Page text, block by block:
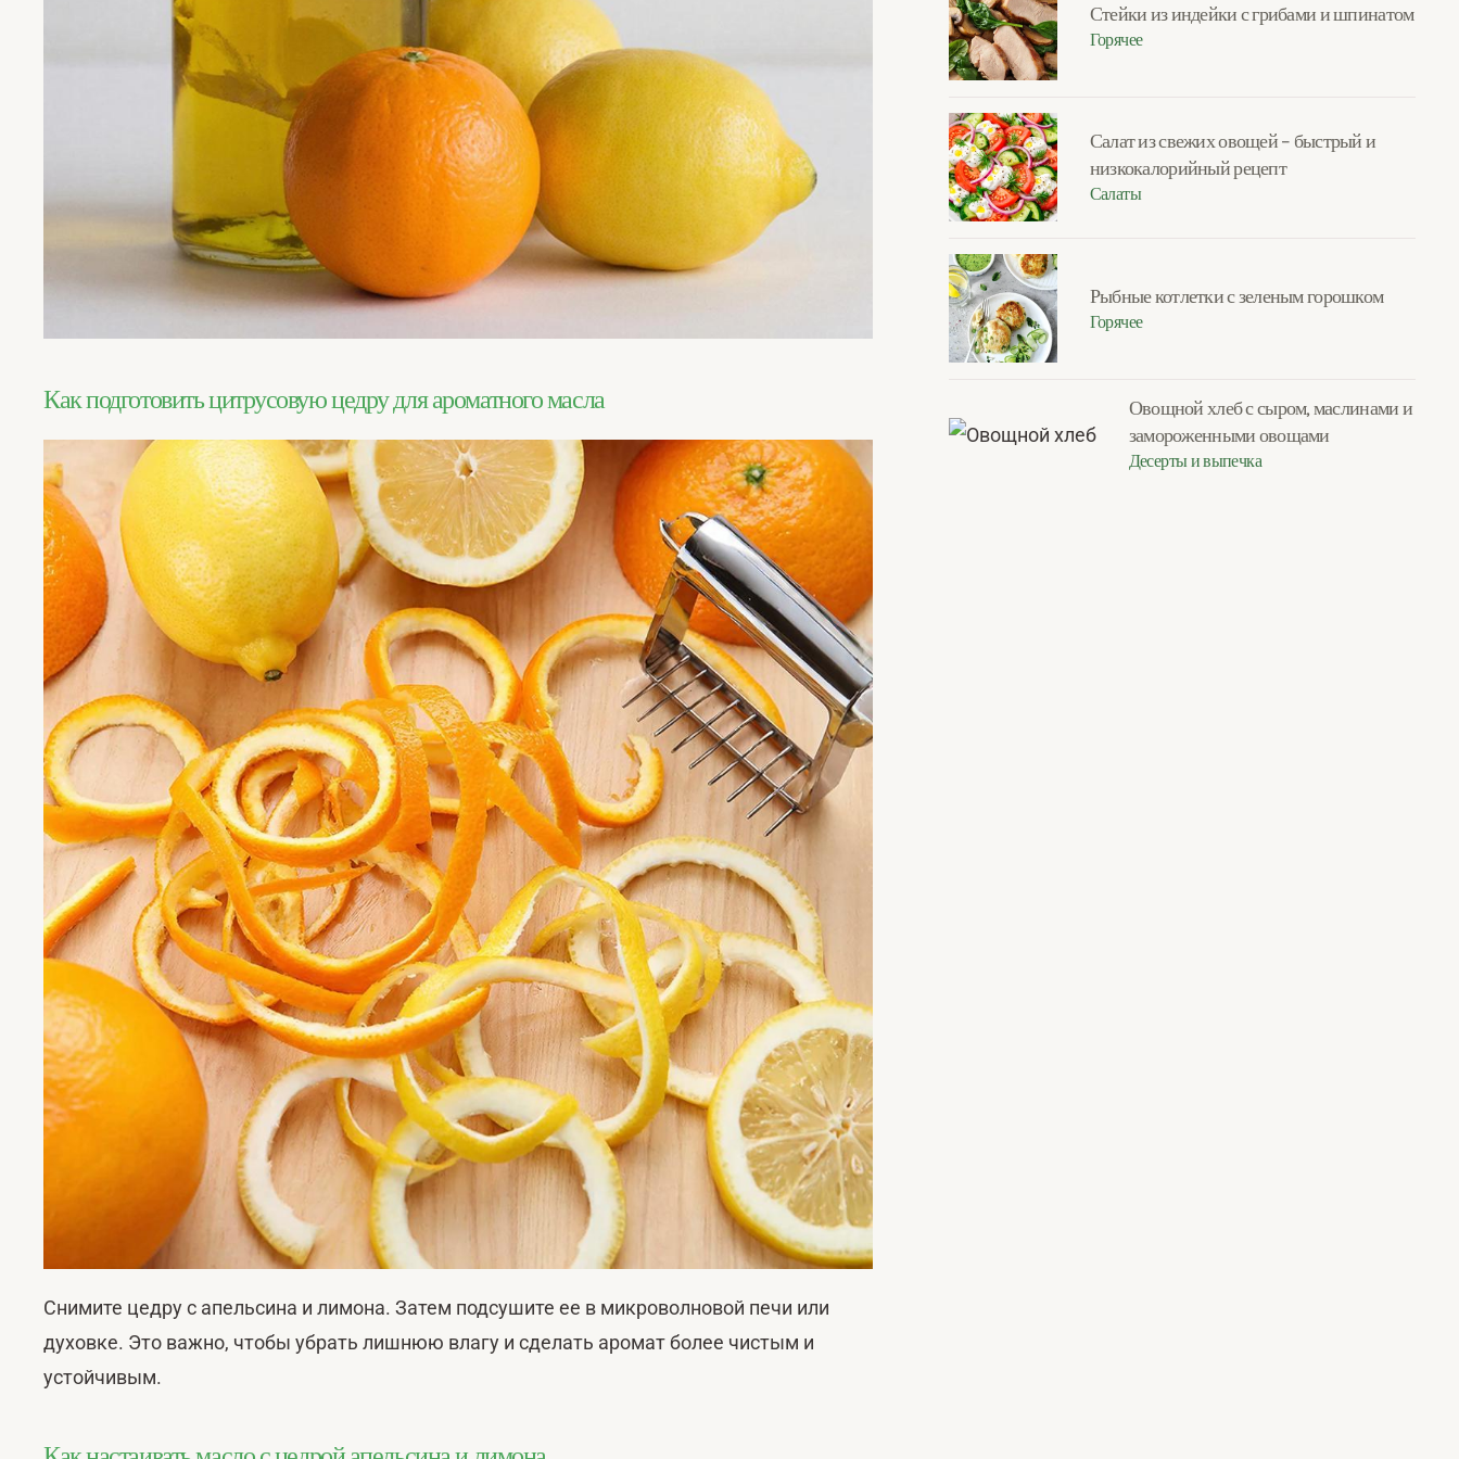
Стейки из индейки с грибами и шпинатом
Горячее
Салат из свежих овощей – быстрый и
низкокалорийный рецепт
Салаты
Рыбные котлетки с зеленым горошком
Горячее
Овощной хлеб с сыром, маслинами и
замороженными овощами
Десерты и выпечка
Как подготовить цитрусовую цедру для ароматного масла
Снимите цедру с апельсина и лимона. Затем подсушите ее в микроволновой печи или
духовке. Это важно, чтобы убрать лишнюю влагу и сделать аромат более чистым и
устойчивым.